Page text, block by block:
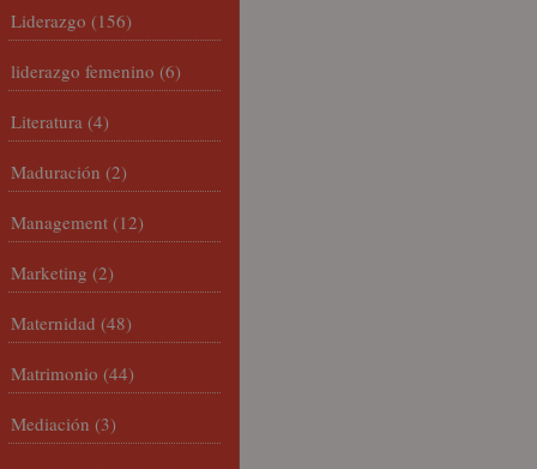
Liderazgo (156)
liderazgo femenino (6)
Literatura (4)
Maduración (2)
Management (12)
Marketing (2)
Maternidad (48)
Matrimonio (44)
Mediación (3)